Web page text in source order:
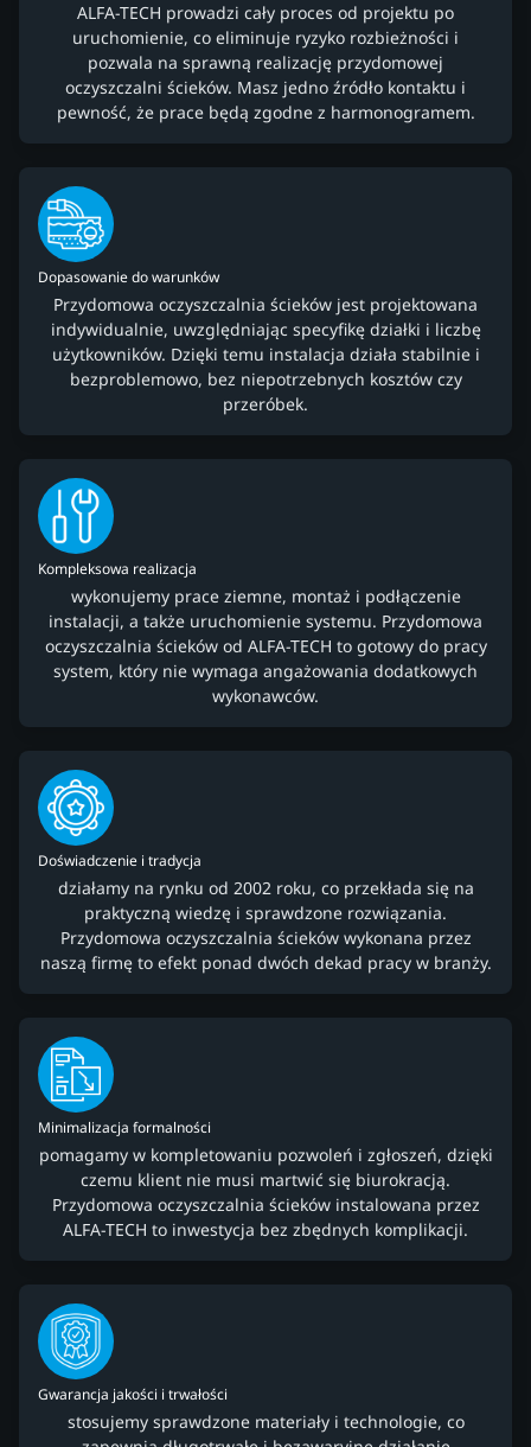
ALFA-TECH prowadzi cały proces od projektu po
uruchomienie, co eliminuje ryzyko rozbieżności i
pozwala na sprawną realizację przydomowej
oczyszczalni ścieków. Masz jedno źródło kontaktu i
pewność, że prace będą zgodne z harmonogramem.
Dopasowanie do warunków
Przydomowa oczyszczalnia ścieków jest projektowana
indywidualnie, uwzględniając specyfikę działki i liczbę
użytkowników. Dzięki temu instalacja działa stabilnie i
bezproblemowo, bez niepotrzebnych kosztów czy
przeróbek.
Kompleksowa realizacja
wykonujemy prace ziemne, montaż i podłączenie
instalacji, a także uruchomienie systemu. Przydomowa
oczyszczalnia ścieków od ALFA-TECH to gotowy do pracy
system, który nie wymaga angażowania dodatkowych
wykonawców.
Doświadczenie i tradycja
działamy na rynku od 2002 roku, co przekłada się na
praktyczną wiedzę i sprawdzone rozwiązania.
Przydomowa oczyszczalnia ścieków wykonana przez
naszą firmę to efekt ponad dwóch dekad pracy w branży.
Minimalizacja formalności
pomagamy w kompletowaniu pozwoleń i zgłoszeń, dzięki
czemu klient nie musi martwić się biurokracją.
Przydomowa oczyszczalnia ścieków instalowana przez
ALFA-TECH to inwestycja bez zbędnych komplikacji.
Gwarancja jakości i trwałości
stosujemy sprawdzone materiały i technologie, co